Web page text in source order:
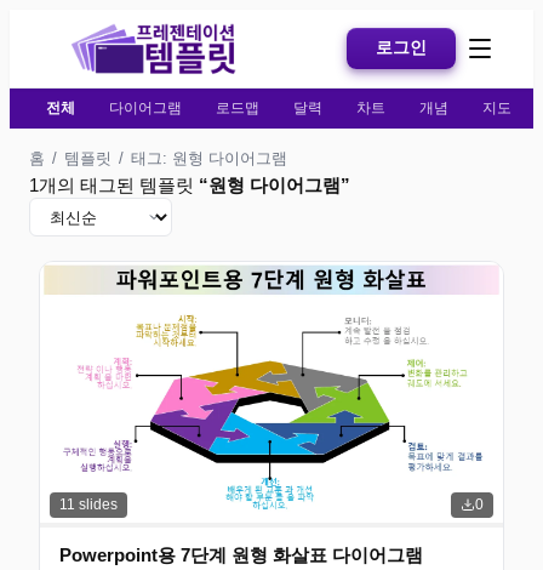
로그인
전체 다이어그램 로드맵 달력 차트 개념 지도
홈 / 템플릿 / 태그: 원형 다이어그램
1개의 태그된 템플릿 “원형 다이어그램”
11 slides 0
Powerpoint용 7단계 원형 화살표 다이어그램